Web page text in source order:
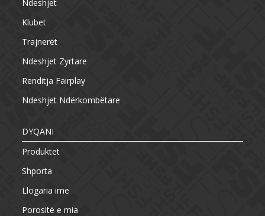
Ndeshjet
Klubet
Trajnerët
Ndeshjet Zyrtare
Renditja Fairplay
Ndeshjet Ndërkombëtare
DYQANI
Produktet
Shporta
Llogaria ime
Porositë e mia